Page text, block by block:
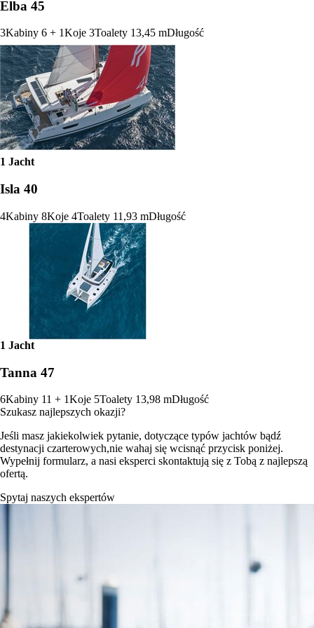
Elba 45
3Kabiny 6 + 1Koje 3Toalety 13,45 mDługość
1 Jacht
Isla 40
4Kabiny 8Koje 4Toalety 11,93 mDługość
1 Jacht
Tanna 47
6Kabiny 11 + 1Koje 5Toalety 13,98 mDługość
Szukasz najlepszych okazji?
Jeśli masz jakiekolwiek pytanie, dotyczące typów jachtów bądź
destynacji czarterowych,nie wahaj się wcisnąć przycisk poniżej.
Wypełnij formularz, a nasi eksperci skontaktują się z Tobą z najlepszą
ofertą.
Spytaj naszych ekspertów